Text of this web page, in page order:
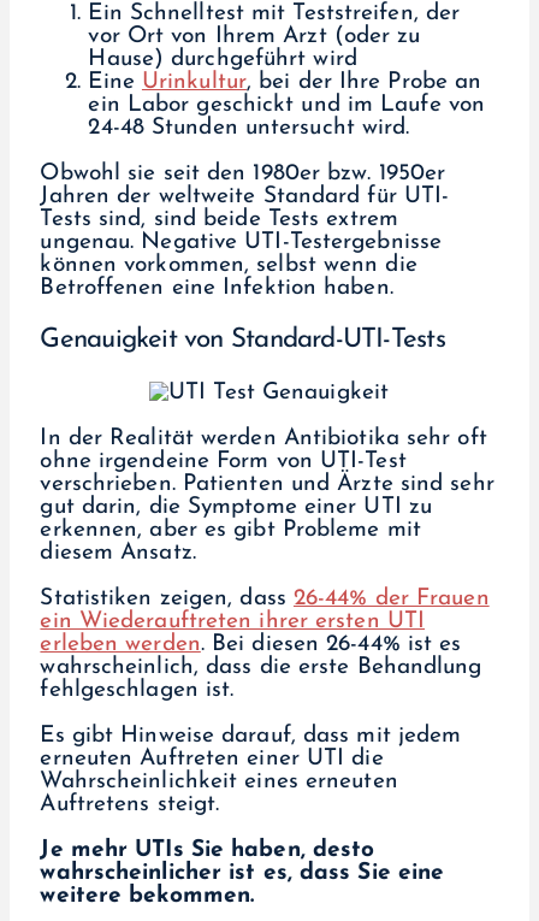
Ein Schnelltest mit Teststreifen, der
vor Ort von Ihrem Arzt (oder zu
Hause) durchgeführt wird
Eine Urinkultur, bei der Ihre Probe an
ein Labor geschickt und im Laufe von
24-48 Stunden untersucht wird.
Obwohl sie seit den 1980er bzw. 1950er
Jahren der weltweite Standard für UTI-
Tests sind, sind beide Tests extrem
ungenau. Negative UTI-Testergebnisse
können vorkommen, selbst wenn die
Betroffenen eine Infektion haben.
Genauigkeit von Standard-UTI-Tests
In der Realität werden Antibiotika sehr oft
ohne irgendeine Form von UTI-Test
verschrieben. Patienten und Ärzte sind sehr
gut darin, die Symptome einer UTI zu
erkennen, aber es gibt Probleme mit
diesem Ansatz.
Statistiken zeigen, dass 26-44% der Frauen
ein Wiederauftreten ihrer ersten UTI
erleben werden. Bei diesen 26-44% ist es
wahrscheinlich, dass die erste Behandlung
fehlgeschlagen ist.
Es gibt Hinweise darauf, dass mit jedem
erneuten Auftreten einer UTI die
Wahrscheinlichkeit eines erneuten
Auftretens steigt.
Je mehr UTIs Sie haben, desto
wahrscheinlicher ist es, dass Sie eine
weitere bekommen.